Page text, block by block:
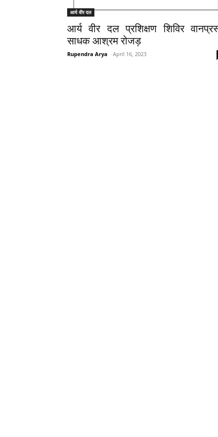
आर्य वीर दल
आर्य वीर दल प्रशिक्षण शिविर
साधक आश्रम रोजड़
Rupendra Arya - April 16, 2023